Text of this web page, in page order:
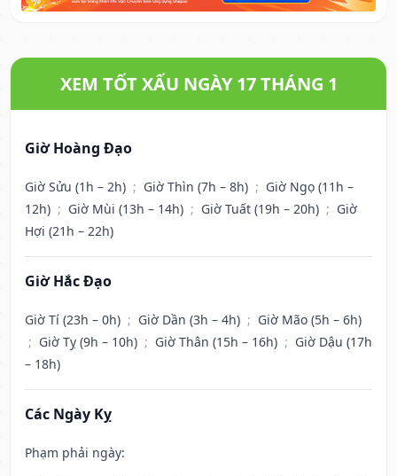
XEM TỐT XẤU NGÀY 17 THÁNG 1
Giờ Hoàng Đạo
Giờ Sửu (1h – 2h) ; Giờ Thìn (7h – 8h) ; Giờ Ngọ (11h –
12h) ; Giờ Mùi (13h – 14h) ; Giờ Tuất (19h – 20h) ; Giờ
Hợi (21h – 22h)
Giờ Hắc Đạo
Giờ Tí (23h – 0h) ; Giờ Dần (3h – 4h) ; Giờ Mão (5h – 6h)
; Giờ Tỵ (9h – 10h) ; Giờ Thân (15h – 16h) ; Giờ Dậu (17h
– 18h)
Các Ngày Kỵ
Phạm phải ngày: